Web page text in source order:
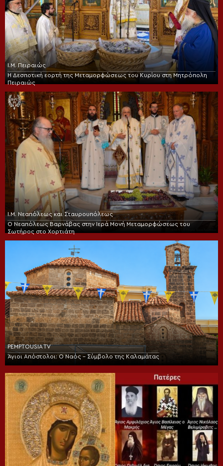
Ι.Μ. Πειραιώς
Η Δεσποτική εορτή της Μεταμορφώσεως του Κυρίου στη Μητρόπολη
Πειραιώς
Ι.Μ. Νεαπόλεως και Σταυρουπόλεως
Ο Νεαπόλεως Βαρνάβας στην Ιερά Μονή Μεταμορφώσεως του
Σωτήρος στο Χορτιάτη
PEMPTOUSIA TV
Άγιοι Απόστολοι: Ο Ναός – Σύμβολο της Καλαμάτας